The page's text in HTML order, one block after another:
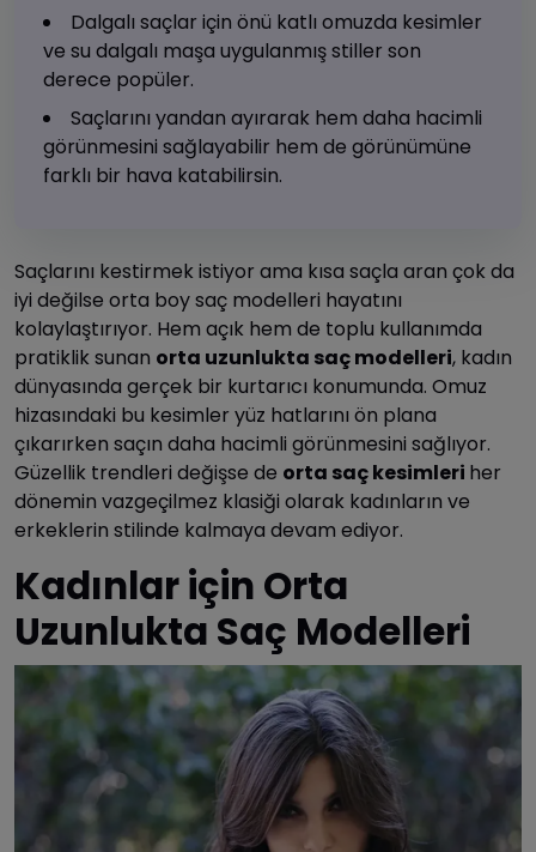
Dalgalı saçlar için önü katlı omuzda kesimler
ve su dalgalı maşa uygulanmış stiller son
derece popüler.
Saçlarını yandan ayırarak hem daha hacimli
görünmesini sağlayabilir hem de görünümüne
farklı bir hava katabilirsin.
Saçlarını kestirmek istiyor ama kısa saçla aran çok da
iyi değilse orta boy saç modelleri hayatını
kolaylaştırıyor. Hem açık hem de toplu kullanımda
pratiklik sunan orta uzunlukta saç modelleri, kadın
dünyasında gerçek bir kurtarıcı konumunda. Omuz
hizasındaki bu kesimler yüz hatlarını ön plana
çıkarırken saçın daha hacimli görünmesini sağlıyor.
Güzellik trendleri değişse de orta saç kesimleri her
dönemin vazgeçilmez klasiği olarak kadınların ve
erkeklerin stilinde kalmaya devam ediyor.
Kadınlar için Orta
Uzunlukta Saç Modelleri